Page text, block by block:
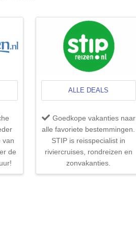
van
de
ALLE DEALS
Goedkope vakanties naar
alle favoriete bestemmingen.
STIP is reisspecialist in
riviercruises, rondreizen en
zonvakanties.